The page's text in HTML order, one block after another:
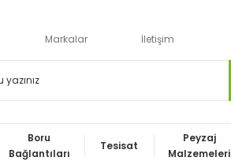
Markalar İletişim
Boru
Bağlantıları
Tesisat
Peyzaj
Malzemeleri